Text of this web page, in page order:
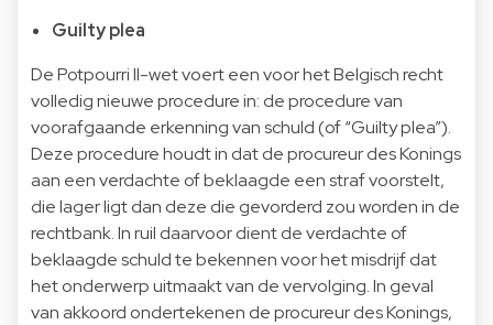
Guilty plea
De Potpourri II-wet voert een voor het Belgisch recht
volledig nieuwe procedure in: de procedure van
voorafgaande erkenning van schuld (of “Guilty plea”).
Deze procedure houdt in dat de procureur des Konings
aan een verdachte of beklaagde een straf voorstelt,
die lager ligt dan deze die gevorderd zou worden in de
rechtbank. In ruil daarvoor dient de verdachte of
beklaagde schuld te bekennen voor het misdrijf dat
het onderwerp uitmaakt van de vervolging. In geval
van akkoord ondertekenen de procureur des Konings,